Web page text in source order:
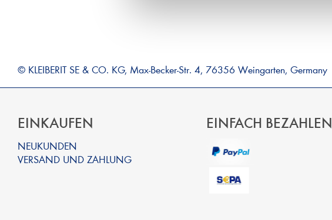
© KLEIBERIT SE & CO. KG, Max-Becker-Str. 4, 76356 Weingarten, Germany
EINKAUFEN
NEUKUNDEN
VERSAND UND ZAHLUNG
EINFACH BEZAHLEN